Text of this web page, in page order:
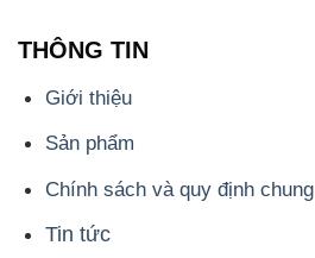
THÔNG TIN
Giới thiệu
Sản phẩm
Chính sách và quy định chung
Tin tức